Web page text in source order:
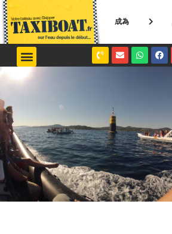
成為